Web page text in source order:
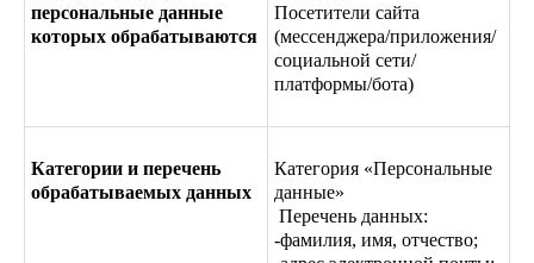
персональные данные
которых обрабатываются
Посетители сайта
(мессенджера/приложения/
социальной сети/
платформы/бота)
Категории и перечень
обрабатываемых данных
Категория «Персональные
данные»
Перечень данных:
-фамилия, имя, отчество;